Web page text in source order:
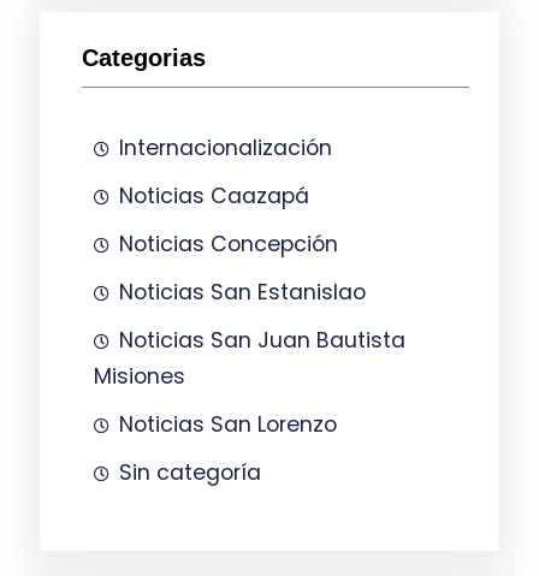
Categorias
Internacionalización
Noticias Caazapá
Noticias Concepción
Noticias San Estanislao
Noticias San Juan Bautista
Misiones
Noticias San Lorenzo
Sin categoría